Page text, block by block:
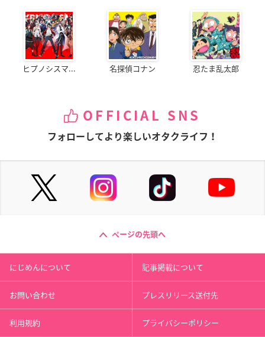
ヒプノシスマ... 名探偵コナン 忍たま乱太郎
OFFICIAL SNS
フォローしてより楽しいオタクライフ！
ページの先頭へ
にじめんについて 記事掲載について
お問い合わせ プレスリリース送付先
利用規約 プライバシーポリシー